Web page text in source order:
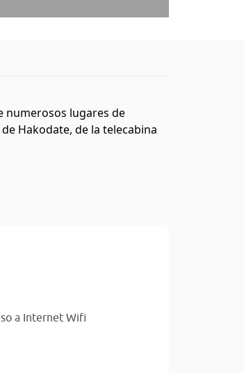
numerosos lugares de
Hakodate, de la telecabina
a Internet Wifi